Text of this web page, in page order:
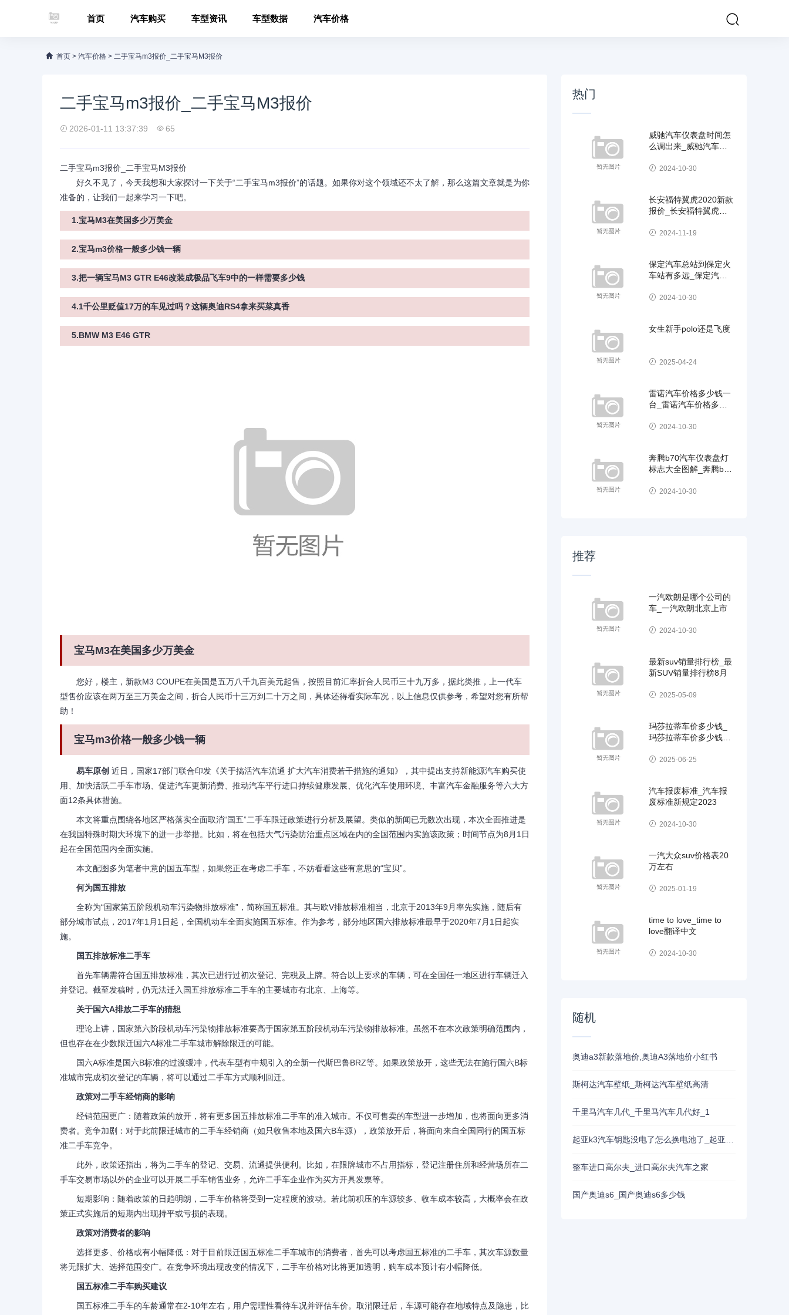
首页 汽车购买 车型资讯 车型数据 汽车价格
首页 > 汽车价格 > 二手宝马m3报价_二手宝马M3报价
二手宝马m3报价_二手宝马M3报价
2026-01-11 13:37:39 65
二手宝马m3报价_二手宝马M3报价
好久不见了，今天我想和大家探讨一下关于“二手宝马m3报价”的话题。如果你对这个领域还不太了解，那么这篇文章就是为你
准备的，让我们一起来学习一下吧。
1.宝马M3在美国多少万美金
2.宝马m3价格一般多少钱一辆
3.把一辆宝马M3 GTR E46改装成极品飞车9中的一样需要多少钱
4.1千公里贬值17万的车见过吗？这辆奥迪RS4拿来买菜真香
5.BMW M3 E46 GTR
宝马M3在美国多少万美金
您好，楼主，新款M3 COUPE在美国是五万八千九百美元起售，按照目前汇率折合人民币三十九万多，据此类推，上一代车
型售价应该在两万至三万美金之间，折合人民币十三万到二十万之间，具体还得看实际车况，以上信息仅供参考，希望对您有所帮
助！
宝马m3价格一般多少钱一辆
易车原创 近日，国家17部门联合印发《关于搞活汽车流通 扩大汽车消费若干措施的通知》，其中提出支持新能源汽车购买使
用、加快活跃二手车市场、促进汽车更新消费、推动汽车平行进口持续健康发展、优化汽车使用环境、丰富汽车金融服务等六大方
面12条具体措施。
本文将重点围绕各地区严格落实全面取消“国五”二手车限迁政策进行分析及展望。类似的新闻已无数次出现，本次全面推进是
在我国特殊时期大环境下的进一步举措。比如，将在包括大气污染防治重点区域在内的全国范围内实施该政策；时间节点为8月1日
起在全国范围内全面实施。
本文配图多为笔者中意的国五车型，如果您正在考虑二手车，不妨看看这些有意思的“宝贝”。
何为国五排放
全称为“国家第五阶段机动车污染物排放标准”，简称国五标准。其与欧V排放标准相当，北京于2013年9月率先实施，随后有
部分城市试点，2017年1月1日起，全国机动车全面实施国五标准。作为参考，部分地区国六排放标准最早于2020年7月1日起实
施。
国五排放标准二手车
首先车辆需符合国五排放标准，其次已进行过初次登记、完税及上牌。符合以上要求的车辆，可在全国任一地区进行车辆迁入
并登记。截至发稿时，仍无法迁入国五排放标准二手车的主要城市有北京、上海等。
关于国六A排放二手车的猜想
理论上讲，国家第六阶段机动车污染物排放标准要高于国家第五阶段机动车污染物排放标准。虽然不在本次政策明确范围内，
但也存在在少数限迁国六A标准二手车城市解除限迁的可能。
国六A标准是国六B标准的过渡缓冲，代表车型有中规引入的全新一代斯巴鲁BRZ等。如果政策放开，这些无法在施行国六B标
准城市完成初次登记的车辆，将可以通过二手车方式顺利回迁。
政策对二手车经销商的影响
经销范围更广：随着政策的放开，将有更多国五排放标准二手车的准入城市。不仅可售卖的车型进一步增加，也将面向更多消
费者。竞争加剧：对于此前限迁城市的二手车经销商（如只收售本地及国六B车源），政策放开后，将面向来自全国同行的国五标
准二手车竞争。
此外，政策还指出，将为二手车的登记、交易、流通提供便利。比如，在限牌城市不占用指标，登记注册住所和经营场所在二
手车交易市场以外的企业可以开展二手车销售业务，允许二手车企业作为买方开具发票等。
短期影响：随着政策的日趋明朗，二手车价格将受到一定程度的波动。若此前积压的车源较多、收车成本较高，大概率会在政
策正式实施后的短期内出现持平或亏损的表现。
政策对消费者的影响
选择更多、价格或有小幅降低：对于目前限迁国五标准二手车城市的消费者，首先可以考虑国五标准的二手车，其次车源数量
将无限扩大、选择范围变广。在竞争环境出现改变的情况下，二手车价格对比将更加透明，购车成本预计有小幅降低。
国五标准二手车购买建议
国五标准二手车的车龄通常在2-10年左右，用户需理性看待车况并评估车价。取消限迁后，车源可能存在地域特点及隐患，比
热门
威驰汽车仪表盘时间怎
么调出来_威驰汽车仪
2024-10-30
长安福特翼虎2020新款
报价_长安福特翼虎
2024-11-19
保定汽车总站到保定火
车站有多远_保定汽车
远啊2024-10-30
女生新手polo还是飞度
2025-04-24
雷诺汽车价格多少钱一
台_雷诺汽车价格多少
2024-10-30
奔腾b70汽车仪表盘灯
标志大全图解_奔腾b70
2024-10-30
推荐
一汽欧朗是哪个公司的
车_一汽欧朗北京上市
2024-10-30
最新suv销量排行榜_最
新SUV销量排行榜8月
2025-05-09
玛莎拉蒂车价多少钱_
玛莎拉蒂车价多少钱
2025-06-25
汽车报废标准_汽车报
废标准新规定2023
2024-10-30
一汽大众suv价格表20
万左右
2025-01-19
time to love_time to
love翻译中文
2024-10-30
随机
奥迪a3新款落地价,奥迪A3落地价小红书
斯柯达汽车壁纸_斯柯达汽车壁纸高清
千里马汽车几代_千里马汽车几代好_1
整车进口高尔夫_进口高尔夫汽车之家
国产奥迪s6_国产奥迪s6多少钱